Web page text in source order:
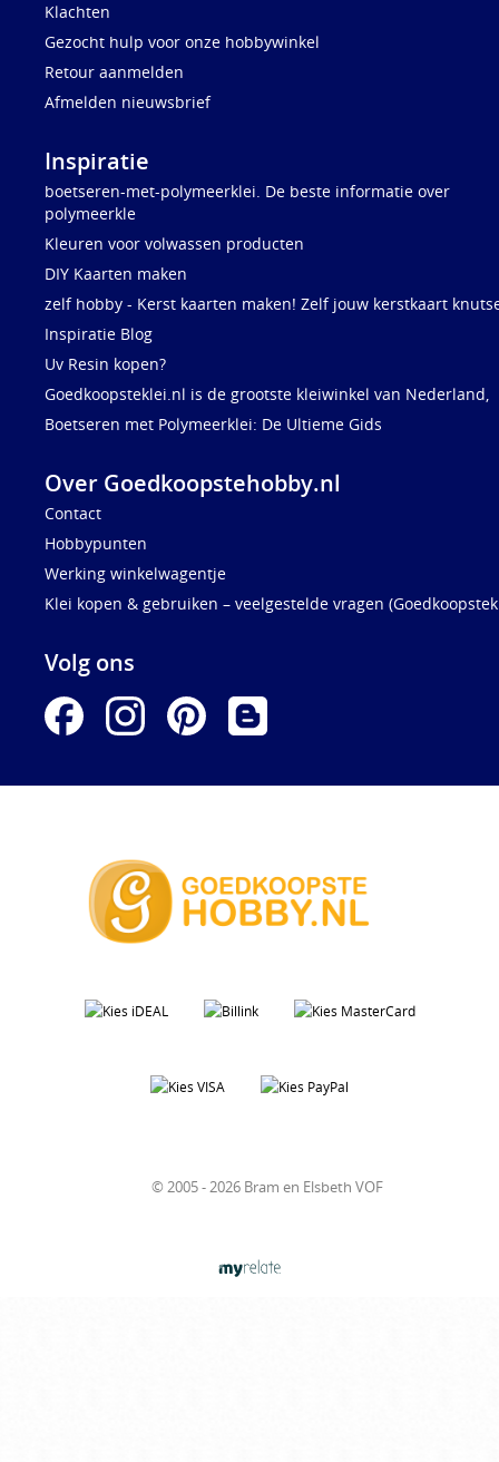
Klachten
Gezocht hulp voor onze hobbywinkel
Retour aanmelden
Afmelden nieuwsbrief
Inspiratie
boetseren-met-polymeerklei. De beste informatie over
polymeerkle
Kleuren voor volwassen producten
DIY Kaarten maken
zelf hobby - Kerst kaarten maken! Zelf jouw kerstkaart
Inspiratie Blog
Uv Resin kopen?
Goedkoopsteklei.nl is de grootste kleiwinkel van Nederland,
Boetseren met Polymeerklei: De Ultieme Gids
Over Goedkoopstehobby.nl
Contact
Hobbypunten
Werking winkelwagentje
Klei kopen & gebruiken – veelgestelde vragen
Volg ons
© 2005 - 2026 Bram en Elsbeth VOF